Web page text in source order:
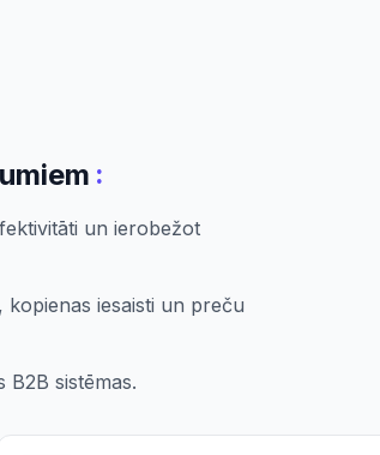
:
un ierobežot
iesaisti un preču
sistēmas.